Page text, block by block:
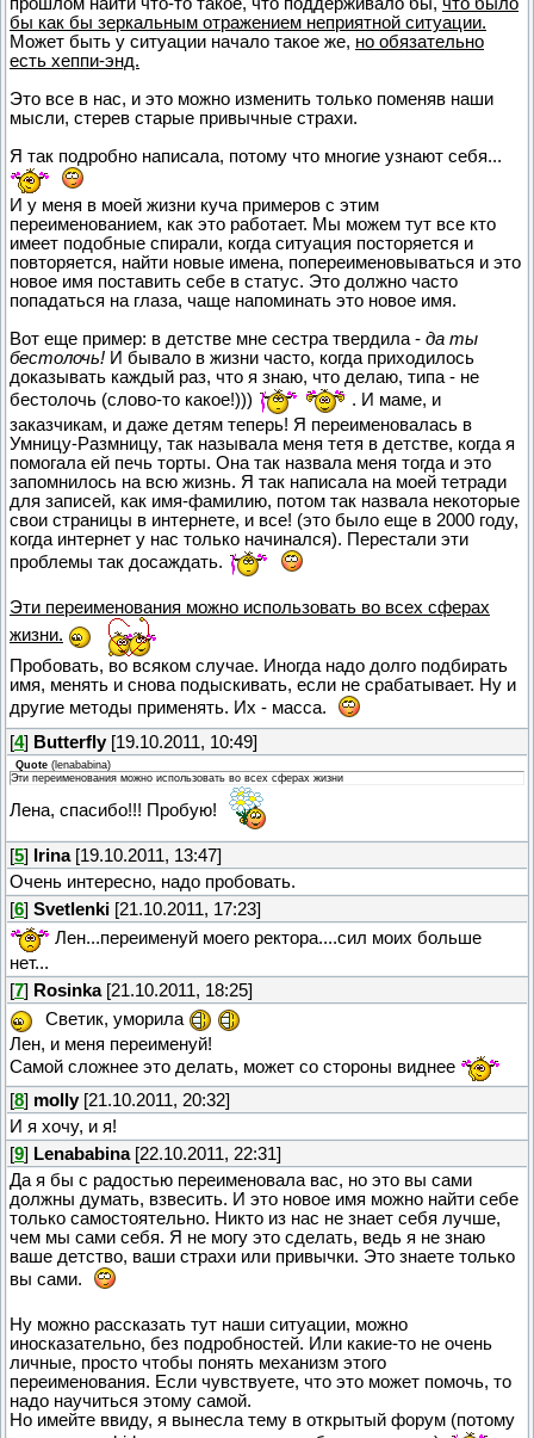
бы как бы зеркальным отражением неприятной ситуации.
Может быть у ситуации начало такое же, но обязательно
есть хеппи-энд.
Это все в нас, и это можно изменить только поменяв наши
мысли, стерев старые привычные страхи.
Я так подробно написала, потому что многие узнают себя...
И у меня в моей жизни куча примеров с этим
переименованием, как это работает. Мы можем тут все кто
имеет подобные спирали, когда ситуация посторяется и
повторяется, найти новые имена, попереименовываться и это
новое имя поставить себе в статус. Это должно часто
попадаться на глаза, чаще напоминать это новое имя.
Вот еще пример: в детстве мне сестра твердила - да ты
бестолочь! И бывало в жизни часто, когда приходилось
доказывать каждый раз, что я знаю, что делаю, типа - не
бестолочь (слово-то какое!)))
. И маме, и
заказчикам, и даже детям теперь! Я переименовалась в
Умницу-Размницу, так называла меня тетя в детстве, когда я
помогала ей печь торты. Она так назвала меня тогда и это
запомнилось на всю жизнь. Я так написала на моей тетради
для записей, как имя-фамилию, потом так назвала некоторые
свои страницы в интернете, и все! (это было еще в 2000 году,
когда интернет у нас только начинался). Перестали эти
проблемы так досаждать.
Эти переименования можно использовать во всех сферах
жизни.
Пробовать, во всяком случае. Иногда надо долго подбирать
имя, менять и снова подыскивать, если не срабатывает. Ну и
другие методы применять. Их - масса.
[4] Butterfly [19.10.2011, 10:49]
Quote ( lenababina)
Эти переименования можно использовать во всех сферах жизни
Лена, спасибо!!! Пробую!
[5] Irina[19.10.2011, 13:47]
Очень интересно, надо пробовать.
[6] Svetlenki [21.10.2011, 17:23]
Лен...переименуй моего ректора....сил моих больше
нет...
[7] Rosinka[21.10.2011, 18:25]
Светик, уморила
Лен, и меня переименуй!
Самой сложнее это делать, может со стороны виднее
[8] molly [21.10.2011, 20:32]
И я хочу, и я!
[9] Lenababina[22.10.2011, 22:31]
Да я бы с радостью переименовала вас, но это вы сами
должны думать, взвесить. И это новое имя можно найти себе
только самостоятельно. Никто из нас не знает себя лучше,
чем мы сами себя. Я не могу это сделать, ведь я не знаю
ваше детство, ваши страхи или привычки. Это знаете только
вы сами.
Ну можно рассказать тут наши ситуации, можно
иносказательно, без подробностей. Или какие-то не очень
личные, просто чтобы понять механизм этого
переименования. Если чувствуете, что это может помочь, то
надо научиться этому самой.
Но имейте ввиду, я вынесла тему в открытый форум (потому